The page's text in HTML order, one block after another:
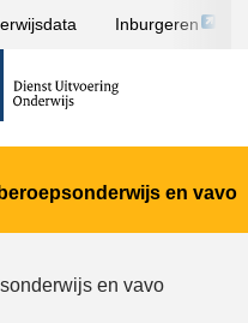
Inburgeren
Link
pagina
de
en vavo
en vavo